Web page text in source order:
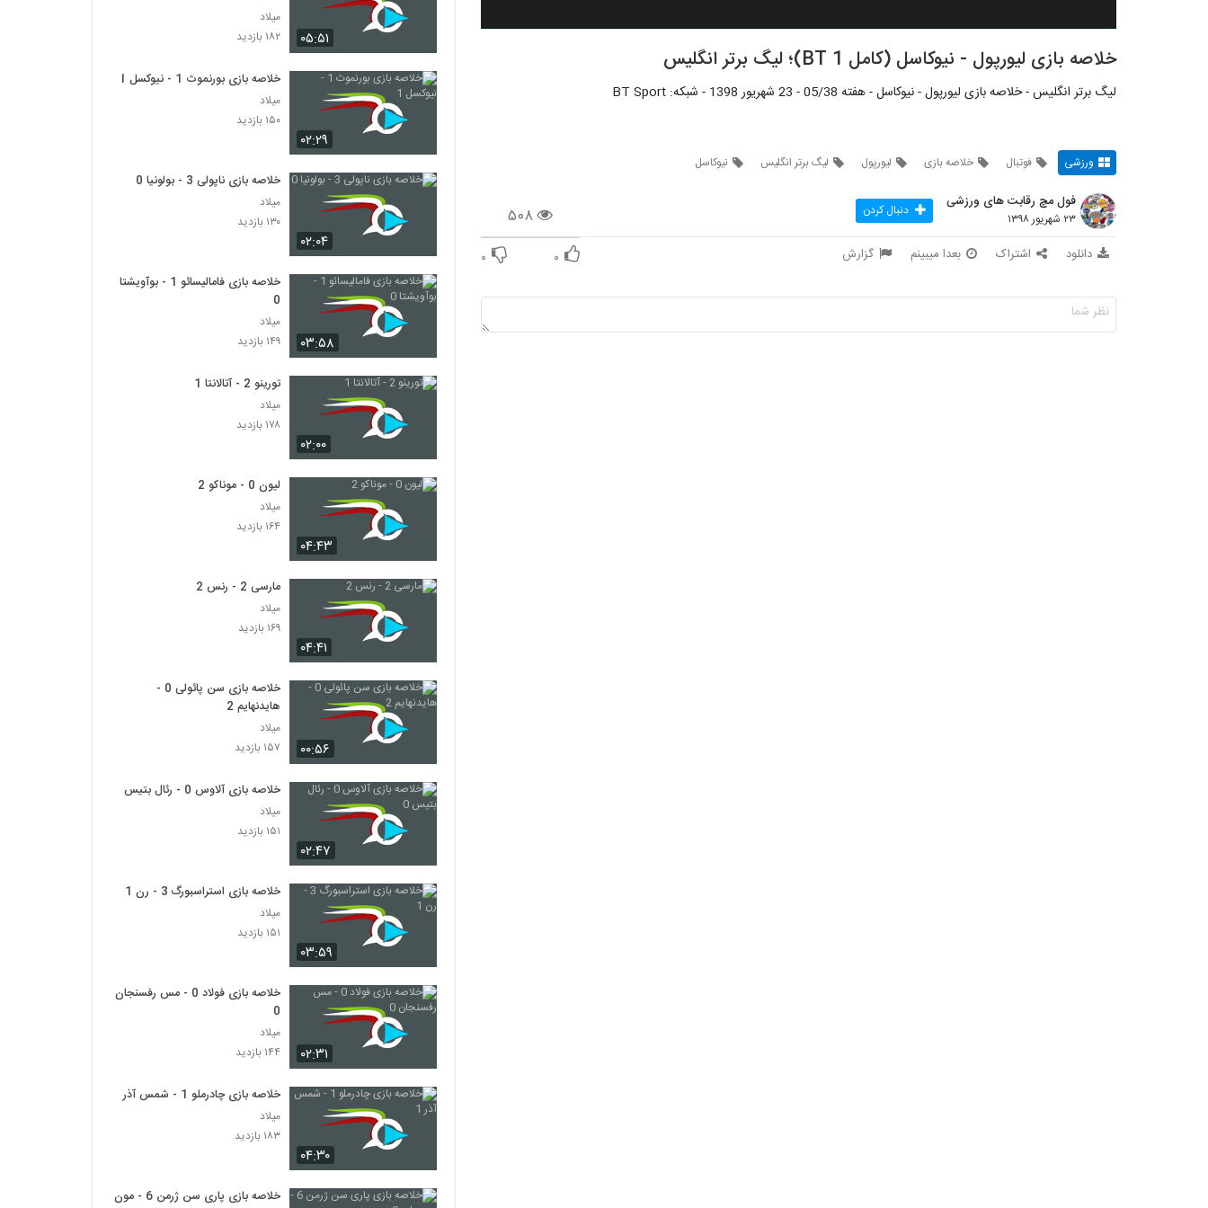
خلاصه بازی لیورپول - نیوکاسل (کامل 1 BT)؛ لیگ برتر انگلیس
لیگ برتر انگلیس - خلاصه بازی لیورپول - نیوکاسل - هفته 05/38 - 23 شهریور 1398 - شبکه: BT Sport
ورزشی فوتبال خلاصه بازی لیورپول لیگ برتر انگلیس نیوکاسل
۵۰۸
فول مچ رقابت های ورزشی
۲۳ شهریور ۱۳۹۸ دنبال کردن
دانلود اشتراک بعدا میبینم گزارش ۰ ۰
۰۵:۵۱
میلاد
۱۸۲ بازدید
۰۲:۲۹
خلاصه بازی بورنموث 1 - نیوکسل 1
میلاد
۱۵۰ بازدید
۰۲:۰۴
خلاصه بازی ناپولی 3 - بولونیا 0
میلاد
۱۳۰ بازدید
۰۳:۵۸
خلاصه بازی فامالیسائو 1 - بوآویشتا
0
میلاد
۱۴۹ بازدید
۰۲:۰۰
تورینو 2 - آتالانتا 1
میلاد
۱۷۸ بازدید
۰۴:۴۳
لیون 0 - موناکو 2
میلاد
۱۶۴ بازدید
۰۴:۴۱
مارسی 2 - رنس 2
میلاد
۱۶۹ بازدید
۰۰:۵۶
خلاصه بازی سن پائولی 0 -
هایدنهایم 2
میلاد
۱۵۷ بازدید
۰۲:۴۷
خلاصه بازی آلاوس 0 - رئال بتیس 0
میلاد
۱۵۱ بازدید
۰۳:۵۹
خلاصه بازی استراسبورگ 3 - رن 1
میلاد
۱۵۱ بازدید
۰۲:۳۱
خلاصه بازی فولاد 0 - مس رفسنجان
0
میلاد
۱۴۴ بازدید
۰۴:۳۰
خلاصه بازی چادرملو 1 - شمس آذر 1
میلاد
۱۸۳ بازدید
خلاصه بازی پاری سن ژرمن 6 - مون